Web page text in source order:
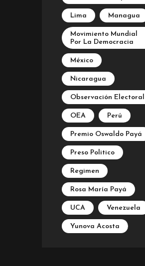
Lima Managua
Movimiento Mundial
Por La Democracia
México
Nicaragua
Observación Electoral
OEA Perú
Premio Oswaldo Payá
Preso Politico
Regimen
Rosa María Payá
UCA Venezuela
Yunova Acosta